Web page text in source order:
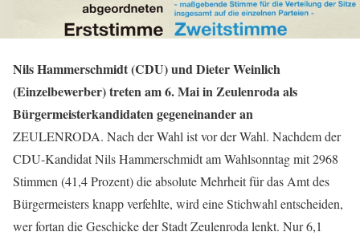
Nils Hammerschmidt (CDU) und Dieter Weinlich
(Einzelbewerber) treten am 6. Mai in Zeulenroda als
Bürgermeisterkandidaten gegeneinander an
ZEULENRODA. Nach der Wahl ist vor der Wahl. Nachdem der
CDU-Kandidat Nils Hammerschmidt am Wahlsonntag mit 2968
Stimmen (41,4 Prozent) die absolute Mehrheit für das Amt des
Bürgermeisters knapp verfehlte, wird eine Stichwahl entscheiden,
wer fortan die Geschicke der Stadt Zeulenroda lenkt. Nur 6,1